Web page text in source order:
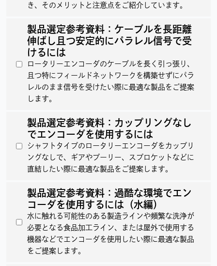
き、そのメリットと注意点をご紹介しています。
製品選定参考資料：ケーブルを長距離
伸ばし且つ安定的にパラレル信号で受
けるには
ロータリーエンコーダのケーブルを長く引っ張り、
且つ特にフィールドネットワークを構築せずにパラ
レルのまま信号を受けたい際に最適な製品をご提案
します。
製品選定参考資料：カップリングなし
でエンコーダを使用するには
シャフトタイプのロータリーエンコーダをカップリ
ングなしで、ギアやプーリー、スプロケットなどに
直結したい際に最適な製品をご提案します。
製品選定参考資料：過酷な環境でエン
コーダを使用するには（水編）
水に触れる可能性のある製造ラインや頻繁な洗浄が
必要となる食品加工ライン、または屋外で使用する
機器などでエンコーダを使用したい際に最適な製品
をご提案します。